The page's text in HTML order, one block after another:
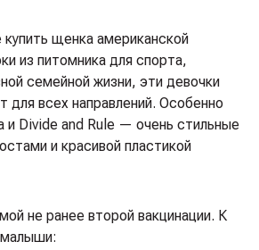
купить щенка американской
из питомника для спорта,
семейной жизни, эти девочки
для всех направлений. Особенно
и Divide and Rule — очень стильные
и красивой пластикой
не ранее второй вакцинации. К